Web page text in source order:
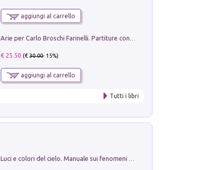
aggiungi al carrello
€ 25.50 (€30.00- 15%)
aggiungi al carrello
Tutti i libri